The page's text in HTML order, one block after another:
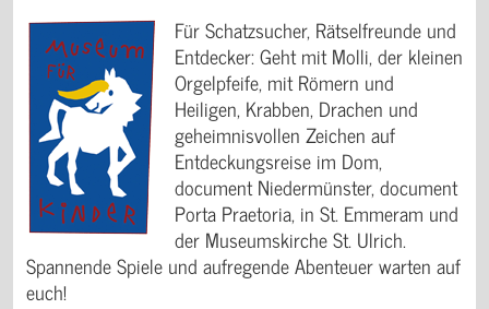
Für Schatzsucher, Rätselfreunde und
Entdecker: Geht mit Molli, der kleinen
Orgelpfeife, mit Römern und
Heiligen, Krabben, Drachen und
geheimnisvollen Zeichen auf
Entdeckungsreise im Dom,
document Niedermünster, document
Porta Praetoria, in St. Emmeram und
der Museumskirche St. Ulrich.
Spannende Spiele und aufregende Abenteuer warten auf
euch!